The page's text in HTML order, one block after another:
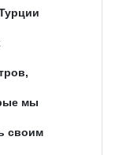
мы
своим